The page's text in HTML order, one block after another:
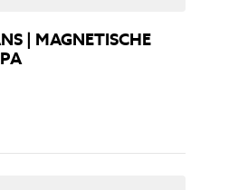
| MAGNETISCHE